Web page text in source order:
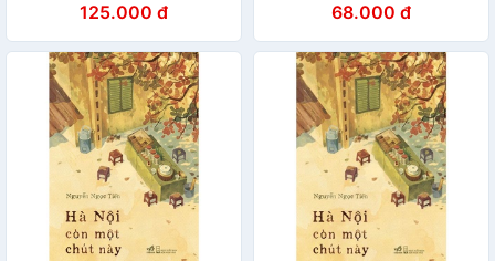
125.000 đ 68.000 đ